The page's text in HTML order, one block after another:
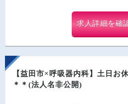
求人詳細を確
【益田市×呼吸器内科】土日お
＊＊(法人名非公開)